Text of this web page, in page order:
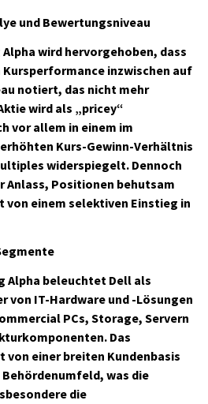
und Bewertungsniveau
wird hervorgehoben, dass
inzwischen auf
notiert, das nicht mehr
wird als „pricey“
vor allem in einem im
Kurs-Gewinn-Verhältnis
widerspiegelt. Dennoch
Anlass, Positionen behutsam
von einem selektiven Einstieg in
Alpha beleuchtet Dell als
von IT-Hardware und -Lösungen
PCs, Storage, Servern
Das
einer breiten Kundenbasis
was die
die